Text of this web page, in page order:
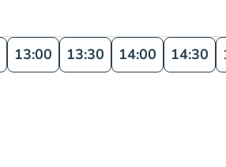
13:00 13:30 14:00 14:30